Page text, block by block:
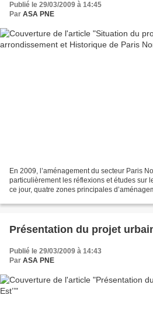
Publié le 29/03/2009 à 14:45
Par ASA PNE
En 2009, l’aménagement du secteur Paris
particulièrement les réflexions et études sur
ce jour, quatre zones principales
Présentation du projet urbain
Publié le 29/03/2009 à 14:43
Par ASA PNE